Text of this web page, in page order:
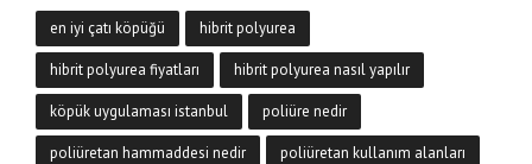
en iyi çatı köpüğü hibrit polyurea
hibrit polyurea fiyatları hibrit polyurea nasıl yapılır
köpük uygulaması istanbul poliüre nedir
poliüretan hammaddesi nedir poliüretan kullanım alanları